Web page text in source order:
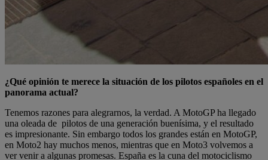
¿Qué opinión te merece la situación de los pilotos españoles en el
panorama actual?
Tenemos razones para alegrarnos, la verdad. A MotoGP ha llegado
una oleada de pilotos de una generación buenísima, y el resultado
es impresionante. Sin embargo todos los grandes están en MotoGP,
en Moto2 hay muchos menos, mientras que en Moto3 volvemos a
ver venir a algunas promesas. España es la cuna del motociclismo